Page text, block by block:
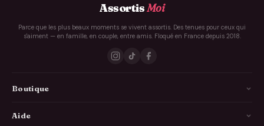
AssortisMoi
Parce que les plus beaux moments se vivent assortis. Des tenues pour ceux qui
s'aiment — en famille, en couple, entre amis. Floqué en France depuis 2018.
Boutique
Aide